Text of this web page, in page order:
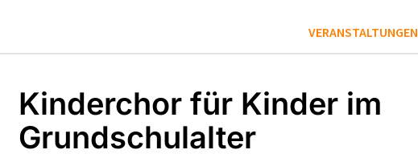
VERANSTALTUNGEN
Kinderchor für Kinder im
Grundschulalter